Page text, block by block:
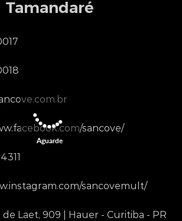
Tamandaré
sancove/
sancovemult/
de Laet, 909 | Hauer - Curitiba - PR
Aguarde